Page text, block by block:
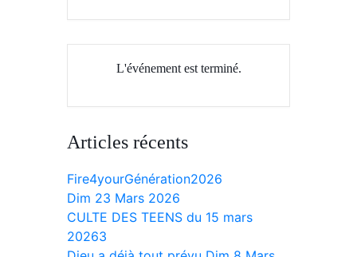
L'événement est terminé.
Articles récents
Fire4yourGénération2026
Dim 23 Mars 2026
CULTE DES TEENS du 15 mars
20263